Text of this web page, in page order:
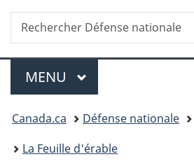
Recherche
Rechercher
Défense
Menu
MENU PRINCIPAL
Vous
êtes
ici :
Canada.ca Défense nationale
La Feuille d'érable